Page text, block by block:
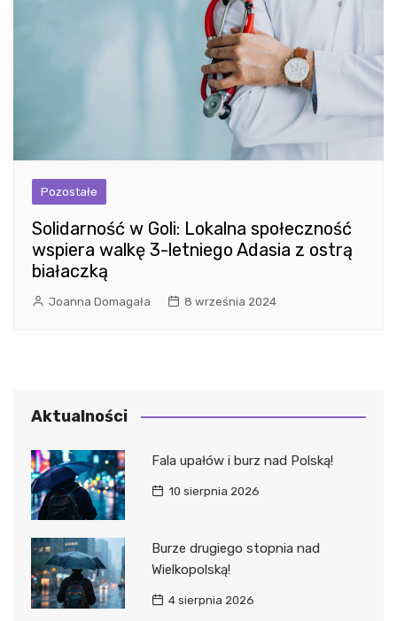
Pozostałe
Solidarność w Goli: Lokalna społeczność
wspiera walkę 3-letniego Adasia z ostrą
białaczką
Joanna Domagała 8 września 2024
Aktualności
Fala upałów i burz nad Polską!
10 sierpnia 2026
Burze drugiego stopnia nad
Wielkopolską!
4 sierpnia 2026